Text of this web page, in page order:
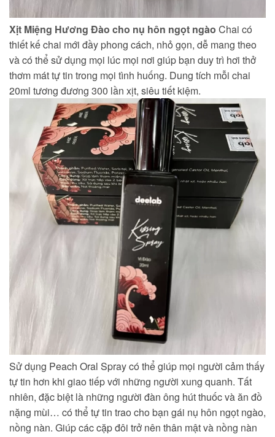
Xịt Miệng Hương Đào cho nụ hôn ngọt ngào Chai có
thiết kế chai mới đầy phong cách, nhỏ gọn, dễ mang theo
và có thể sử dụng mọi lúc mọi nơi giúp bạn duy trì hơi thở
thơm mát tự tin trong mọi tình huống. Dung tích mỗi chai
20ml tương đương 300 lần xịt, siêu tiết kiệm.
Sử dụng Peach Oral Spray có thể giúp mọi người cảm thấy
tự tin hơn khi giao tiếp với những người xung quanh. Tất
nhiên, đặc biệt là những người đàn ông hút thuốc và ăn đồ
nặng mùi… có thể tự tin trao cho bạn gái nụ hôn ngọt ngào,
nồng nàn. Giúp các cặp đôi trở nên thân mật và nồng nàn